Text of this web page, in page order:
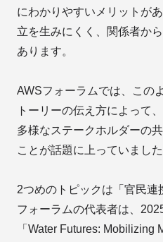
にわかりやすいメリットが
立を生みにくく、関係者か
あります。
AWSフォーラムでは、この
トーリーの伝え方によって
多様なステークホルダーの
ことが話題に上っていました
2つめのトピックは「官民
フォーラムの代表者は、
「Water Futures: Mobilizing